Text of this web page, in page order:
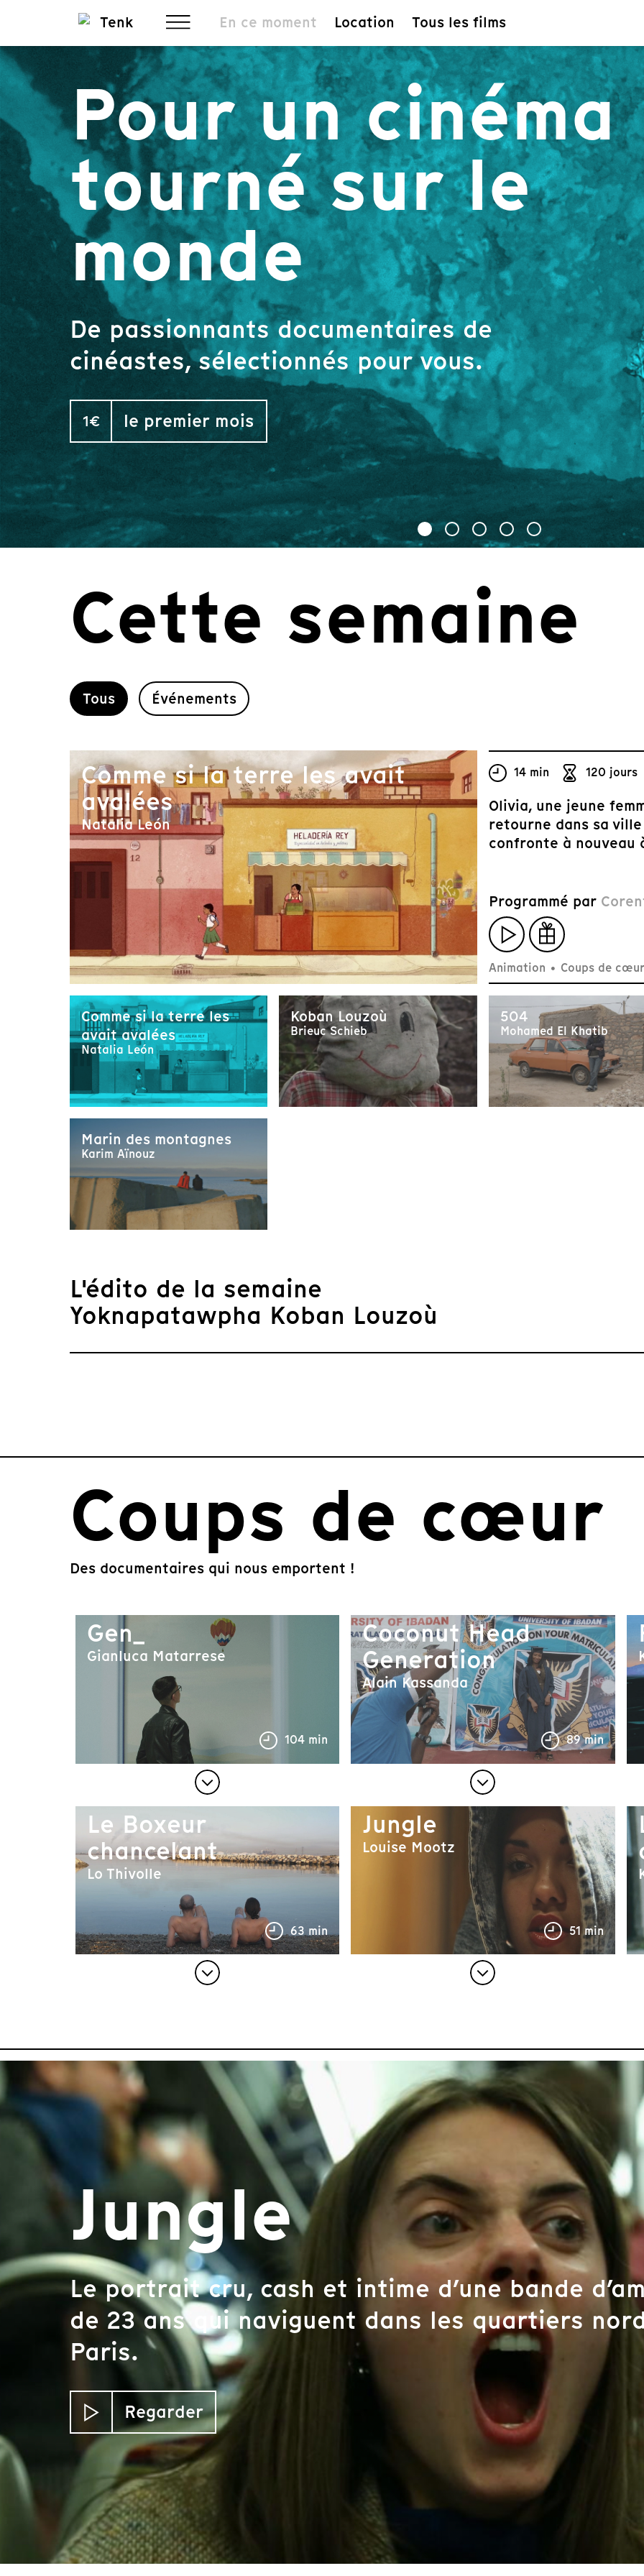
En ce moment Location Tous les films
Pour un cinéma
tourné sur le
monde
De passionnants documentaires de
cinéastes, sélectionnés pour vous.
1€ le premier mois
Cette semaine
Tous Événements
Comme si la terre les avait
avalées
Natalia León
14 min 120 jours
Olivia, une jeune
retourne dans sa
confronte à nouveau
Programmé par
Animation • Coups de cœur
Comme si la terre les
avait avalées
Natalia León
Koban Louzoù
Brieuc Schieb
504
Mohamed El Khatib
Marin des montagnes
Karim Aïnouz
L'édito de la semaine
Yoknapatawpha Koban Louzoù
Coups de cœur
Des documentaires qui nous emportent !
Gen_
Gianluca Matarrese
104 min
Le Boxeur
chancelant
Lo Thivolle
63 min
Coconut Head
Generation
Alain Kassanda
89 min
Jungle
Louise Mootz
51 min
of
8
Jungle
Le portrait cru, cash et intime d’une bande
de 23 ans qui naviguent dans les quartiers
Paris.
Regarder